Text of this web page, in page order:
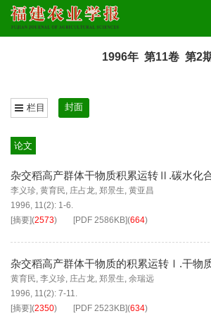
1996年 第11卷 第2
栏目 封面
论文
杂交稻高产群体干物质积累运转Ⅱ.碳水化
李义珍, 黄育民, 庄占龙, 郑景生, 黄亚昌
1996, 11(2): 1-6.
[摘要](2573) [PDF 2586KB](664)
杂交稻高产群体干物质的积累运转Ⅰ.干物
黄育民, 李义珍, 庄占龙, 郑景生, 余瑞远
1996, 11(2): 7-11.
[摘要](2350) [PDF 2523KB](634)